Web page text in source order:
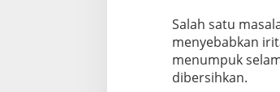
Salah satu
menyebabkan
menumpuk
dibersihkan.